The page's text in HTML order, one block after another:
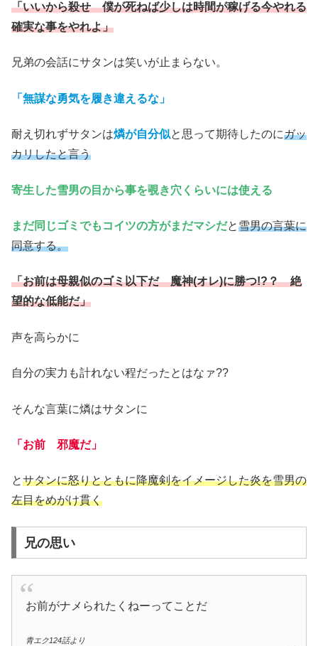
「いいから殺せ 僕が死ねば少しは時間が稼げる今やれる
確実な事をやれよ」
兄弟の会話にサタンは笑いが止まらない。
「無謀な勇気を履き違えるな」
耐え切れずサタンは燐が自分似と思って期待したのにガッ
カリしたと言う
寄生した雪男の目から事を覗き穴くらいには使える
まだ同じゴミでもコイツの方がまだマシだと雪男の言葉に
同意する。
「お前は母親似のゴミ以下だ 魔神(オレ)に勝つ!?？ 絶
望的な低能だ」
声を高らかに
自分の実力も計れない程だったとはなァ??
そんな言葉に燐はサタンに
「お前 邪魔だ」
とサタンに怒りとともに降魔剣をイメージした炎を雪男の
左目をめがけ貫く
兄の思い
お前がナメられたくねーってことだ
青エク124話より